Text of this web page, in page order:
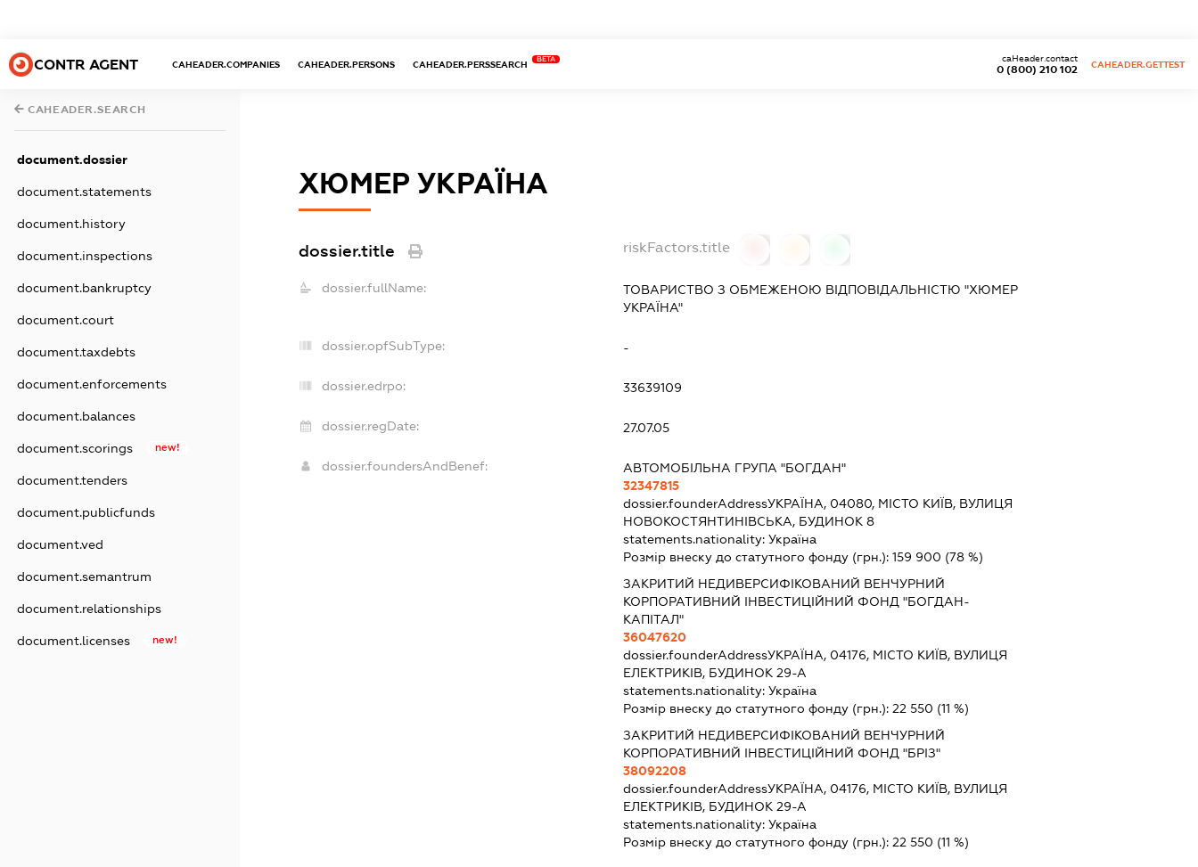
CONTR AGENT CAHEADER.COMPANIES CAHEADER.PERSONS CAHEADER.PERSSEARCH
BETA
0 (800) 210 102
caHeader.contact
CAHEADER.GETTEST
CAHEADER.SEARCH
document.dossier
document.statements
document.history
document.inspections
document.bankruptcy
document.court
document.taxdebts
document.enforcements
document.balances
document.scorings new!
document.tenders
document.publicfunds
document.ved
document.semantrum
document.relationships
document.licenses new!
ХЮМЕР УКРАЇНА
dossier.title riskFactors.title
dossier.fullName:
ТОВАРИСТВО З ОБМЕЖЕНОЮ ВІДПОВІДАЛЬНІСТЮ "ХЮМЕР
УКРАЇНА"
dossier.opfSubType: -
dossier.edrpo: 33639109
dossier.regDate: 27.07.05
dossier.foundersAndBenef:
АВТОМОБІЛЬНА ГРУПА "БОГДАН"
32347815
dossier.founderAddressУКРАЇНА, 04080, МІСТО КИЇВ, ВУЛИЦЯ
НОВОКОСТЯНТИНІВСЬКА, БУДИНОК 8
statements.nationality: Україна
Розмір внеску до статутного фонду (грн.): 159 900 (78 %)
ЗАКРИТИЙ НЕДИВЕРСИФІКОВАНИЙ ВЕНЧУРНИЙ
КОРПОРАТИВНИЙ ІНВЕСТИЦІЙНИЙ ФОНД "БОГДАН-
КАПІТАЛ"
36047620
dossier.founderAddressУКРАЇНА, 04176, МІСТО КИЇВ, ВУЛИЦЯ
ЕЛЕКТРИКІВ, БУДИНОК 29-А
statements.nationality: Україна
Розмір внеску до статутного фонду (грн.): 22 550 (11 %)
ЗАКРИТИЙ НЕДИВЕРСИФІКОВАНИЙ ВЕНЧУРНИЙ
КОРПОРАТИВНИЙ ІНВЕСТИЦІЙНИЙ ФОНД "БРІЗ"
38092208
dossier.founderAddressУКРАЇНА, 04176, МІСТО КИЇВ, ВУЛИЦЯ
ЕЛЕКТРИКІВ, БУДИНОК 29-А
statements.nationality: Україна
Розмір внеску до статутного фонду (грн.): 22 550 (11 %)